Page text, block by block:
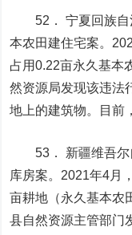
52． 宁夏回族自
本农田建住宅案。
占用0.22亩永久基本
然资源局发现该违法
地上的建筑物。目前
53． 新疆维吾尔
库房案。2021年4月
亩耕地（永久基本农
县自然资源主管部门